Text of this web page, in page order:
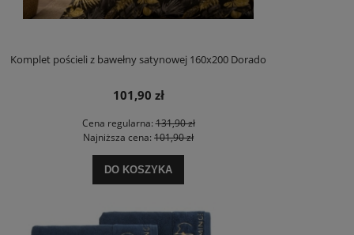
Komplet pościeli z bawełny satynowej 160x200 Dorado
101,90 zł
Cena regularna:131,90 zł
Najniższa cena: 101,90 zł
DO KOSZYKA